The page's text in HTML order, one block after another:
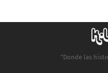
"Donde las